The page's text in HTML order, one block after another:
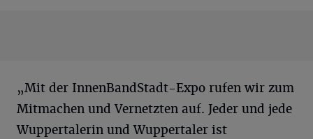
„Mit der InnenBandStadt-Expo rufen wir zum
Mitmachen und Vernetzten auf. Jeder und jede
Wuppertalerin und Wuppertaler ist